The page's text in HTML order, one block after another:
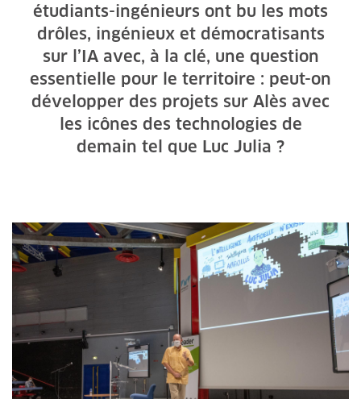
étudiants-ingénieurs ont bu les mots
drôles, ingénieux et démocratisants
sur l’IA avec, à la clé, une question
essentielle pour le territoire : peut-on
développer des projets sur Alès avec
les icônes des technologies de
demain tel que Luc Julia ?